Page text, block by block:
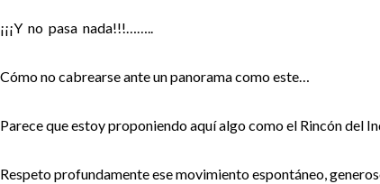
¡¡¡Y no pasa nada!!!……..
Cómo no cabrearse ante un panorama como este…
Parece que estoy proponiendo aquí algo como el Rincón del
Respeto profundamente ese movimiento espontáneo,